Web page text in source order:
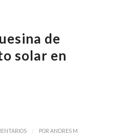
de
solar en
/ POR ANDRES M